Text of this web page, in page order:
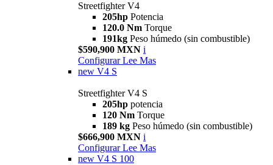
Streetfighter V4
205hp Potencia
120.0 Nm Torque
191kg Peso húmedo (sin combustible)
$590,900 MXN i
Configurar Lee Mas
new V4 S
Streetfighter V4 S
205hp potencia
120 Nm Torque
189 kg Peso húmedo (sin combustible)
$666,900 MXN i
Configurar Lee Mas
new V4 S 100